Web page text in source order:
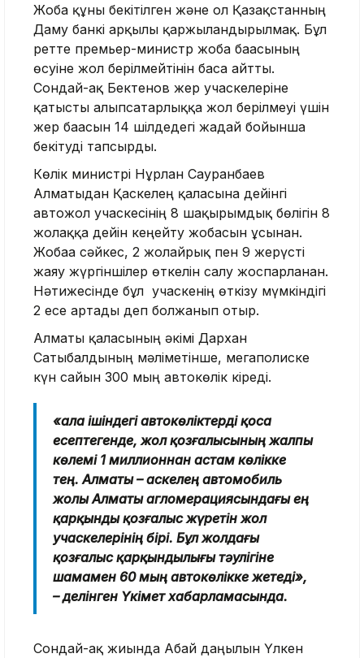
Жоба құны бекітілген және ол Қазақстанның
Даму банкі арқылы қаржыландырылмақ. Бұл
ретте премьер-министр жоба бағасының
өсуіне жол берілмейтінін баса айтты.
Сондай-ақ Бектенов жер учаскелеріне
қатысты алыпсатарлыққа жол берілмеуі үшін
жер бағасын 14 шілдедегі жағдай бойынша
бекітуді тапсырды.
Көлік министрі Нұрлан Сауранбаев
Алматыдан Қаскелең қаласына дейінгі
автожол учаскесінің 8 шақырымдық бөлігін 8
жолаққа дейін кеңейту жобасын ұсынған.
Жобаға сәйкес, 2 жолайрық пен 9 жерүсті
жаяу жүргіншілер өткелін салу жоспарланған.
Нәтижесінде бұл учаскенің өткізу мүмкіндігі
2 есе артады деп болжанып отыр.
Алматы қаласының әкімі Дархан
Сатыбалдының мәліметінше, мегаполиске
күн сайын 300 мың автокөлік кіреді.
«Қала ішіндегі автокөліктерді қоса
есептегенде, жол қозғалысының жалпы
көлемі 1 миллионнан астам көлікке
тең. Алматы – Қаскелең автомобиль
жолы Алматы агломерациясындағы ең
қарқынды қозғалыс жүретін жол
учаскелерінің бірі. Бұл жолдағы
қозғалыс қарқындылығы тәулігіне
шамамен 60 мың автокөлікке жетеді»,
– делінген Үкімет хабарламасында.
Сондай-ақ жиында Абай даңғылын Үлкен